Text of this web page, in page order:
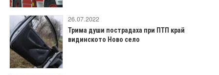
26.07.2022
Трима души пострадаха при ПТП край
видинското Ново село